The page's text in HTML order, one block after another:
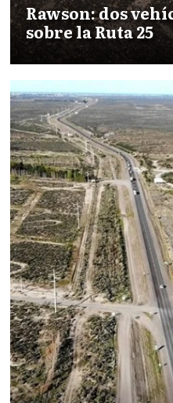
Rawson: dos
sobre la Ruta 25